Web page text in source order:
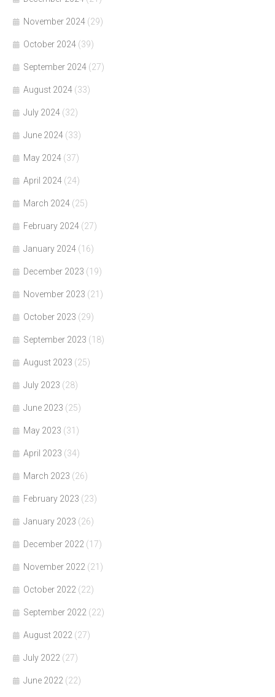
November 2024 (29)
October 2024 (39)
September 2024 (27)
August 2024 (33)
July 2024 (32)
June 2024 (33)
May 2024 (37)
April 2024 (24)
March 2024 (25)
February 2024 (27)
January 2024 (16)
December 2023 (19)
November 2023 (21)
October 2023 (29)
September 2023 (18)
August 2023 (25)
July 2023 (28)
June 2023 (25)
May 2023 (31)
April 2023 (34)
March 2023 (26)
February 2023 (23)
January 2023 (26)
December 2022 (17)
November 2022 (21)
October 2022 (22)
September 2022 (22)
August 2022 (27)
July 2022 (27)
June 2022 (22)